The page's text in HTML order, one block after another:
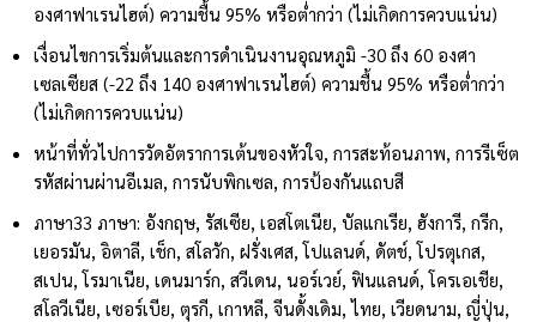
องศาฟาเรนไฮต์) ความชื้น 95% หรือต่ำกว่า (ไม่เกิดการควบแน่น)
เงื่อนไขการเริ่มต้นและการดำเนินงานอุณหภูมิ -30 ถึง 60 องศา
เซลเซียส (-22 ถึง 140 องศาฟาเรนไฮต์) ความชื้น 95% หรือต่ำกว่า
(ไม่เกิดการควบแน่น)
หน้าที่ทั่วไปการวัดอัตราการเต้นของหัวใจ, การสะท้อนภาพ, การรีเซ็ต
รหัสผ่านผ่านอีเมล, การนับพิกเซล, การป้องกันแถบสี
ภาษา33 ภาษา: อังกฤษ, รัสเซีย, เอสโตเนีย, บัลแกเรีย, ฮังการี, กรีก,
เยอรมัน, อิตาลี, เช็ก, สโลวัก, ฝรั่งเศส, โปแลนด์, ดัตช์, โปรตุเกส,
สเปน, โรมาเนีย, เดนมาร์ก, สวีเดน, นอร์เวย์, ฟินแลนด์, โครเอเชีย,
สโลวีเนีย, เซอร์เบีย, ตุรกี, เกาหลี, จีนดั้งเดิม, ไทย, เวียดนาม, ญี่ปุ่น,